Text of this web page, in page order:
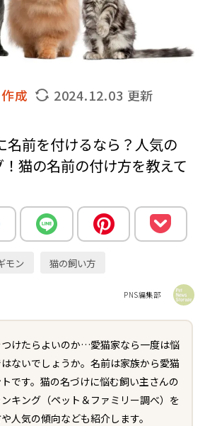
成 2024.12.03 更新
名前を付けるなら？人気の
猫の名前の付け方を教えて
モン 猫の飼い方
PNS編集部
けたらよいのか…愛猫家なら一度は悩
ないでしょうか。名前は家族から愛猫
です。猫の名づけに悩む飼い主さんの
キング（ペット＆ファミリー調べ）を
人気の傾向なども紹介します。